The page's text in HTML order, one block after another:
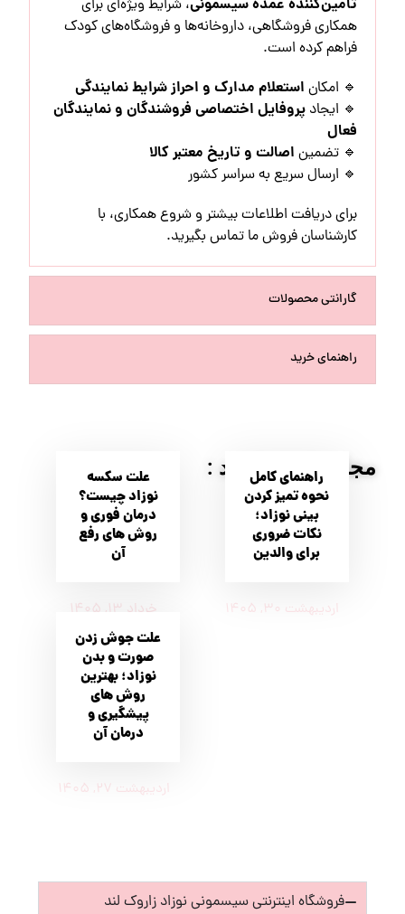
تأمین‌کننده عمده سیسمونی، شرایط ویژه‌ای برای
همکاری فروشگاهی، داروخانه‌ها و فروشگاه‌های کودک
فراهم کرده است.
🔹 امکان استعلام مدارک و احراز شرایط نمایندگی
🔹 ایجادپروفایل اختصاصی فروشندگان و نمایندگان
فعال
🔹 تضمین اصالت و تاریخ معتبر کالا
🔹 ارسال سریع به سراسر کشور
برای دریافت اطلاعات بیشتر و شروع همکاری، با
کارشناسان فروش ما تماس بگیرید.
گارانتی محصولات
راهنمای خرید
مجله زاروک لـــند :
علت سکسه
نوزاد چیست؟
درمان فوری و
روش های رفع
آن
خرداد ۱۳, ۱۴۰۵
راهنمای کامل
نحوه تمیز کردن
بینی نوزاد؛
نکات ضروری
برای والدین
اردیبهشت ۳۰, ۱۴۰۵
علت جوش زدن
صورت و بدن
نوزاد؛ بهترین
روش های
پیشگیری و
درمان آن
اردیبهشت ۲۷, ۱۴۰۵
فروشگاه اینترنتی سیسمونی نوزاد زاروک لند